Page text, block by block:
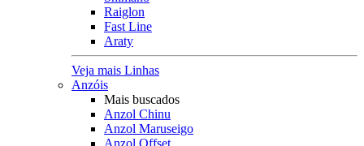
Raiglon
Fast Line
Araty
Veja mais Linhas
Anzóis
Mais buscados
Anzol Chinu
Anzol Maruseigo
Anzol Offset